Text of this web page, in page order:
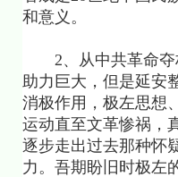
和意义。
2、从中共革命夺
助力巨大，但是延安
消极作用，极左思想
运动直至文革惨祸，
逐步走出过去那种怀
力。吾期盼旧时极左